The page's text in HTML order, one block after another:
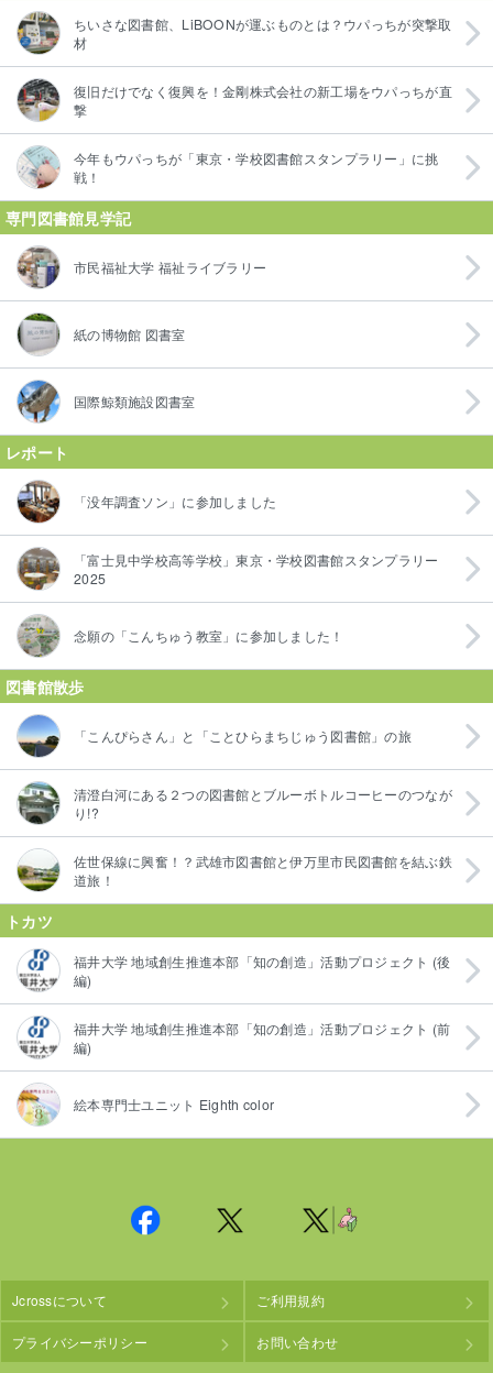
ちいさな図書館、LiBOONが運ぶものとは？ウパっちが突撃取
材
復旧だけでなく復興を！金剛株式会社の新工場をウパっちが直
撃
今年もウパっちが「東京・学校図書館スタンプラリー」に挑
戦！
専門図書館見学記
市民福祉大学 福祉ライブラリー
紙の博物館 図書室
国際鯨類施設図書室
レポート
「没年調査ソン」に参加しました
「富士見中学校高等学校」東京・学校図書館スタンプラリー
2025
念願の「こんちゅう教室」に参加しました！
図書館散歩
「こんぴらさん」と「ことひらまちじゅう図書館」の旅
清澄白河にある２つの図書館とブルーボトルコーヒーのつなが
り!?
佐世保線に興奮！？武雄市図書館と伊万里市民図書館を結ぶ鉄
道旅！
トカツ
福井大学 地域創生推進本部「知の創造」活動プロジェクト (後
編)
福井大学 地域創生推進本部「知の創造」活動プロジェクト (前
編)
絵本専門士ユニット Eighth color
Jcrossについて ご利用規約
プライバシーポリシー お問い合わせ